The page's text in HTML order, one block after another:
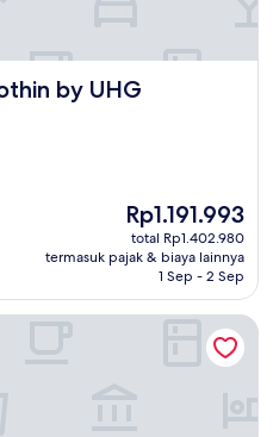
by UHG
UHG
Harga
sekarang
Rp1.191.993
Rp1.191.993
total Rp1.402.980
termasuk pajak & biaya lainnya
1 Sep - 2 Sep